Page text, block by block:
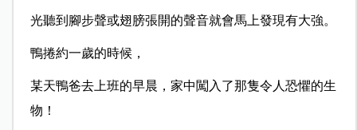
光聽到腳步聲或翅膀張開的聲音就會馬上發現有大強。
鴨捲約一歲的時候，
某天鴨爸去上班的早晨，家中闖入了那隻令人恐懼的生
物！